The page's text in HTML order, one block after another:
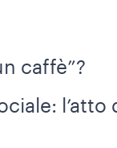
caffè”?
l’atto